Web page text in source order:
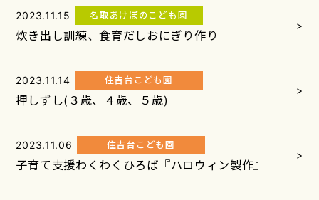
2023.11.15 名取あけぼのこども園
炊き出し訓練、食育だしおにぎり作り
>
2023.11.14 住吉台こども園
押しずし(３歳、４歳、５歳)
>
2023.11.06 住吉台こども園
子育て支援わくわくひろば『ハロウィン製作』
>